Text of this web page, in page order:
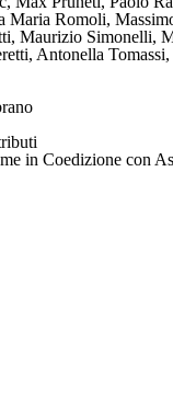
Maria Romoli,
Maurizio Simonelli,
Antonella
in Coedizione con